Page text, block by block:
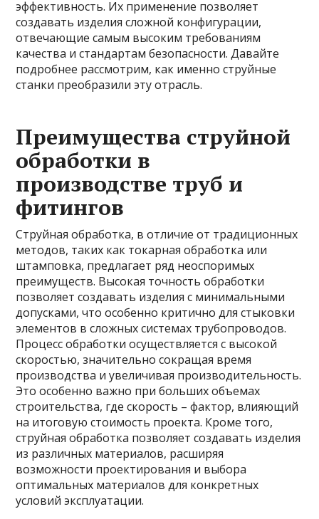
эффективность. Их применение позволяет
создавать изделия сложной конфигурации,
отвечающие самым высоким требованиям
качества и стандартам безопасности. Давайте
подробнее рассмотрим, как именно струйные
станки преобразили эту отрасль.
Преимущества струйной
обработки в
производстве труб и
фитингов
Струйная обработка, в отличие от традиционных
методов, таких как токарная обработка или
штамповка, предлагает ряд неоспоримых
преимуществ. Высокая точность обработки
позволяет создавать изделия с минимальными
допусками, что особенно критично для стыковки
элементов в сложных системах трубопроводов.
Процесс обработки осуществляется с высокой
скоростью, значительно сокращая время
производства и увеличивая производительность.
Это особенно важно при больших объемах
строительства, где скорость – фактор, влияющий
на итоговую стоимость проекта. Кроме того,
струйная обработка позволяет создавать изделия
из различных материалов, расширяя
возможности проектирования и выбора
оптимальных материалов для конкретных
условий эксплуатации.